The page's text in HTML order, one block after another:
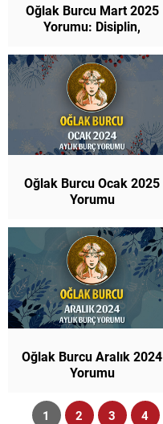
Oğlak Burcu Mart 2025
Yorumu: Disiplin,
Netleşme!
Oğlak Burcu Ocak 2025
Yorumu
Oğlak Burcu Aralık 2024
Yorumu
1 2 3 4